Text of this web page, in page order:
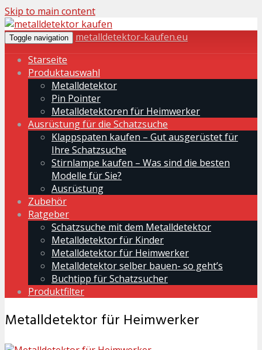
Skip to main content
Toggle navigation
metalldetektor-kaufen.eu
Starseite
Produktauswahl
Metalldetektor
Pin Pointer
Metalldetektoren für Heimwerker
Ausrüstung für die Schatzsuche
Klappspaten kaufen – Gut ausgerüstet für
Ihre Schatzsuche
Stirnlampe kaufen – Was sind die besten
Modelle für Sie?
Ausrüstung
Zubehör
Ratgeber
Schatzsuche mit dem Metalldetektor
Metalldetektor für Kinder
Metalldetektor für Heimwerker
Metalldetektor selber bauen- so geht’s
Buchtipp für Schatzsucher
Produktfilter
Metalldetektor für Heimwerker